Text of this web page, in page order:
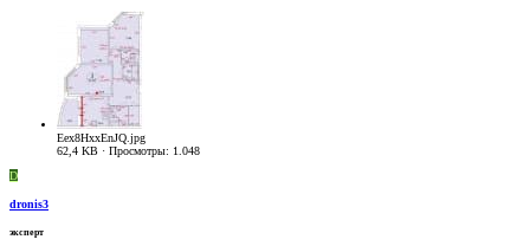
Eex8HxxEnJQ.jpg
62,4 KB · Просмотры: 1.048
D
dronis3
эксперт